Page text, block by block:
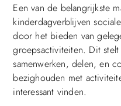
Een van de belangrijkste
kinderdagverblijven
door het bieden van
groepsactiviteiten. Dit
samenwerken, delen, en
bezighouden met
interessant vinden.